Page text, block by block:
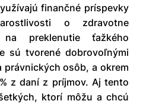
finančné príspevky
o zdravotne
preklenutie ťažkého
sú tvorené dobrovoľnými
osôb, a okrem
z daní z príjmov. Aj tento
ktorí môžu a chcú